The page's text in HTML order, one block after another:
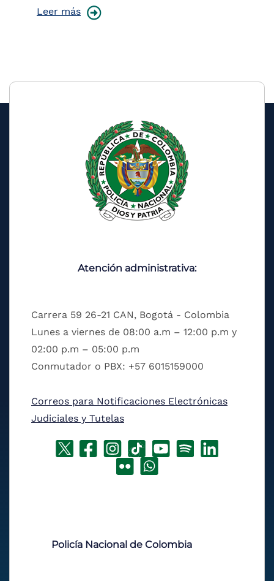
Leer más
Atención administrativa:
Carrera 59 26-21 CAN, Bogotá - Colombia
Lunes a viernes de 08:00 a.m – 12:00 p.m y
02:00 p.m – 05:00 p.m
Conmutador o PBX: +57 6015159000
Correos para Notificaciones Electrónicas
Judiciales y Tutelas
Policía Nacional de Colombia